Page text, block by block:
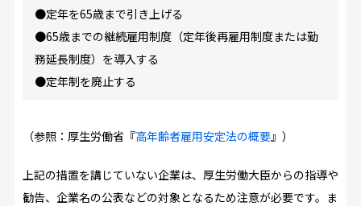
●定年を65歳まで引き上げる
●65歳までの継続雇用制度（定年後再雇用制度または勤
務延長制度）を導入する
●定年制を廃止する
（参照：厚生労働省『高年齢者雇用安定法の概要』）
上記の措置を講じていない企業は、厚生労働大臣からの指導や
勧告、企業名の公表などの対象となるため注意が必要です。ま